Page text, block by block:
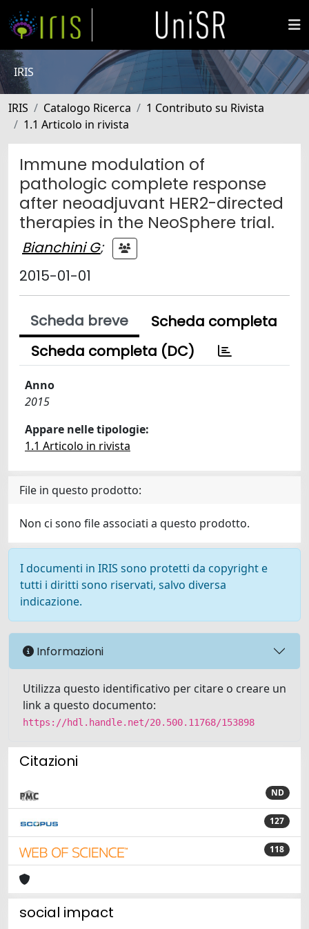
IRIS
IRIS Catalogo Ricerca
1 Contributo su Rivista
1.1 Articolo in rivista
Immune modulation of
pathologic complete response
after neoadjuvant HER2-directed
therapies in the NeoSphere trial.
Bianchini G;
2015-01-01
Scheda breve
Scheda completa
Scheda completa (DC)
Anno
2015
Appare nelle tipologie:
1.1 Articolo in rivista
File in questo prodotto:
Non ci sono file associati a questo prodotto.
I documenti in IRIS sono protetti da copyright e
tutti i diritti sono riservati, salvo diversa
indicazione.
Informazioni
Utilizza questo identificativo per citare o creare un
link a questo documento:
https://hdl.handle.net/20.500.11768/153898
Citazioni
ND
127
118
social impact